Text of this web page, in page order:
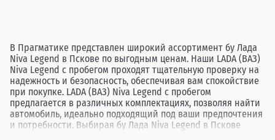
В Прагматике представлен широкий ассортимент бу Лада
Niva Legend в Пскове по выгодным ценам. Наши LADA (ВАЗ)
Niva Legend с пробегом проходят тщательную проверку на
надежность и безопасность, обеспечивая вам спокойствие
при покупке. LADA (ВАЗ) Niva Legend с пробегом
предлагается в различных комплектациях, позволяя найти
автомобиль, идеально подходящий под ваши предпочтения
и потребности. Выбирая бу Лада Niva Legend в Пскове